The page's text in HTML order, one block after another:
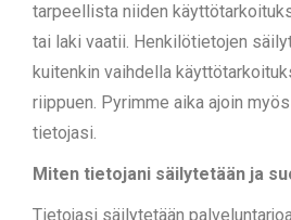
tarpeellista niiden
tai laki vaatii. Henkilötietojen
kuitenkin vaihdella
riippuen. Pyrimme aika ajoin
tietojasi.
Miten tietojani säilytetään ja
Tietojasi säilytetään